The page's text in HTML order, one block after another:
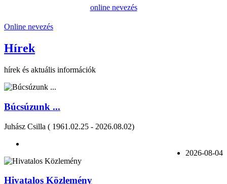
online nevezés
Online nevezés
Hírek
hírek és aktuális információk
Búcsúzunk ...
Juhász Csilla ( 1961.02.25 - 2026.08.02)
2026-08-04
Hivatalos Közlemény